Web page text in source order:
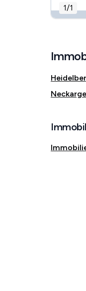
1/1